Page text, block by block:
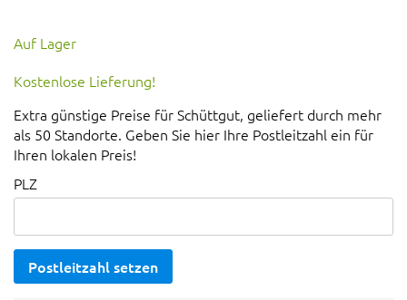
Auf Lager
Kostenlose Lieferung!
Extra günstige Preise für Schüttgut, geliefert durch mehr
als 50 Standorte. Geben Sie hier Ihre Postleitzahl ein für
Ihren lokalen Preis!
PLZ
Postleitzahl setzen